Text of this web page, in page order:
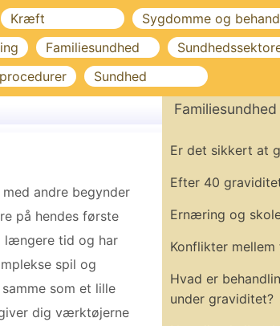
Kræft
Sygdomme og
Familiesundhed
Sundhed
andre begynder
på hendes første
længere tid og har
spil og
som et lille
dig værktøjerne
Familiesundhed
Er det sikkert at
Efter 40
Ernæring og
Konflikter
Hvad er
under graviditet?